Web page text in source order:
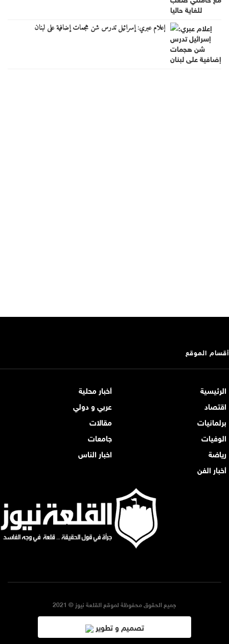
إعلام عبري: إسرائيل تدرس شن هجمات إضافية على لبنان
أقسام الموقع
الرئيسية
أخبار محلية
اقتصاد
عربي و دولي
برلمانيات
مقالات
الوفيات
جامعات
رياضة
اخبار الناس
أخبار الفن
جميع الحقوق محفوظة لموقع القلعة نيوز © 2021
تصميم و تطوير